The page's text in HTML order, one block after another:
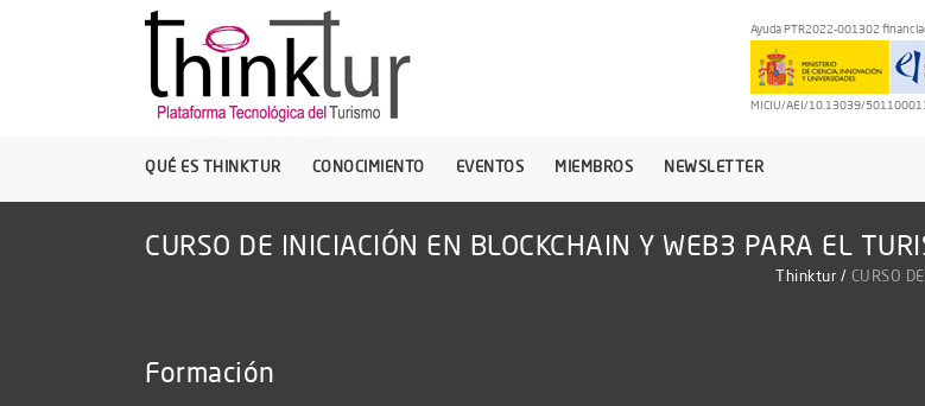
Ayuda PTR2022-001302
MICIU/AEI/10.13039/
QUÉ ES THINKTUR CONOCIMIENTO EVENTOS MIEMBROS NEWSLETTER
CURSO DE INICIACIÓN EN BLOCKCHAIN Y WEB3 PARA EL
Thinktur / CURSO
Formación